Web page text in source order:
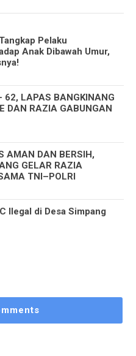
Pelaku
Anak Dibawah Umur,
62, LAPAS BANGKINANG
DAN RAZIA GABUNGAN
AMAN DAN BERSIH,
GELAR RAZIA
TNI–POLRI
Ilegal di Desa Simpang